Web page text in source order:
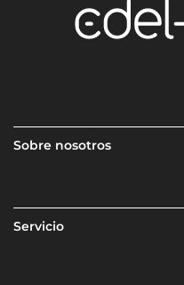
Sobre nosotros
Servicio